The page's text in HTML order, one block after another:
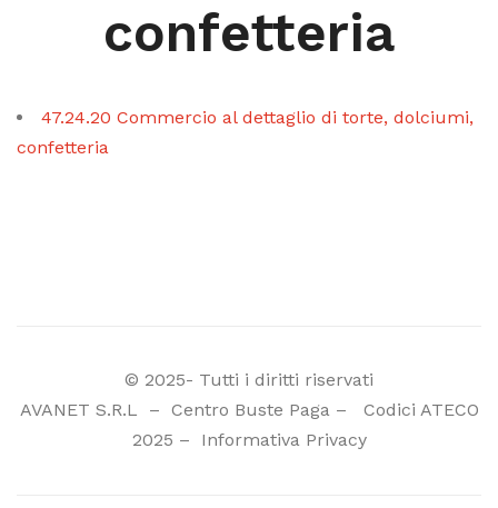
confetteria
47.24.20 Commercio al dettaglio di torte, dolciumi,
confetteria
© 2025- Tutti i diritti riservati
AVANET S.R.L
– Centro Buste Paga– Codici ATECO
2025 – Informativa Privacy